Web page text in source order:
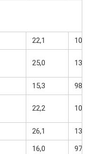
22,1
102
25,0 132
15,3
98
22,2 109
26,1
135
16,0
97